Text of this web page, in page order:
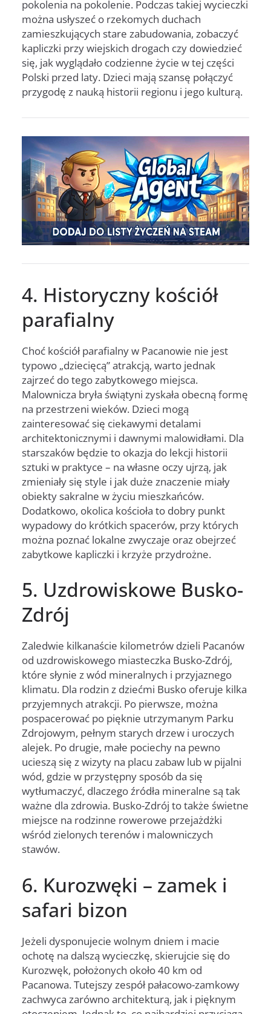
pokolenia na pokolenie. Podczas takiej wycieczki
można usłyszeć o rzekomych duchach
zamieszkujących stare zabudowania, zobaczyć
kapliczki przy wiejskich drogach czy dowiedzieć
się, jak wyglądało codzienne życie w tej części
Polski przed laty. Dzieci mają szansę połączyć
przygodę z nauką historii regionu i jego kulturą.
4. Historyczny kościół
parafialny
Choć kościół parafialny w Pacanowie nie jest
typowo „dziecięcą” atrakcją, warto jednak
zajrzeć do tego zabytkowego miejsca.
Malownicza bryła świątyni zyskała obecną formę
na przestrzeni wieków. Dzieci mogą
zainteresować się ciekawymi detalami
architektonicznymi i dawnymi malowidłami. Dla
starszaków będzie to okazja do lekcji historii
sztuki w praktyce – na własne oczy ujrzą, jak
zmieniały się style i jak duże znaczenie miały
obiekty sakralne w życiu mieszkańców.
Dodatkowo, okolica kościoła to dobry punkt
wypadowy do krótkich spacerów, przy których
można poznać lokalne zwyczaje oraz obejrzeć
zabytkowe kapliczki i krzyże przydrożne.
5. Uzdrowiskowe Busko-
Zdrój
Zaledwie kilkanaście kilometrów dzieli Pacanów
od uzdrowiskowego miasteczka Busko-Zdrój,
które słynie z wód mineralnych i przyjaznego
klimatu. Dla rodzin z dziećmi Busko oferuje kilka
przyjemnych atrakcji. Po pierwsze, można
pospacerować po pięknie utrzymanym Parku
Zdrojowym, pełnym starych drzew i uroczych
alejek. Po drugie, małe pociechy na pewno
ucieszą się z wizyty na placu zabaw lub w pijalni
wód, gdzie w przystępny sposób da się
wytłumaczyć, dlaczego źródła mineralne są tak
ważne dla zdrowia. Busko-Zdrój to także świetne
miejsce na rodzinne rowerowe przejażdżki
wśród zielonych terenów i malowniczych
stawów.
6. Kurozwęki – zamek i
safari bizon
Jeżeli dysponujecie wolnym dniem i macie
ochotę na dalszą wycieczkę, skierujcie się do
Kurozwęk, położonych około 40 km od
Pacanowa. Tutejszy zespół pałacowo-zamkowy
zachwyca zarówno architekturą, jak i pięknym